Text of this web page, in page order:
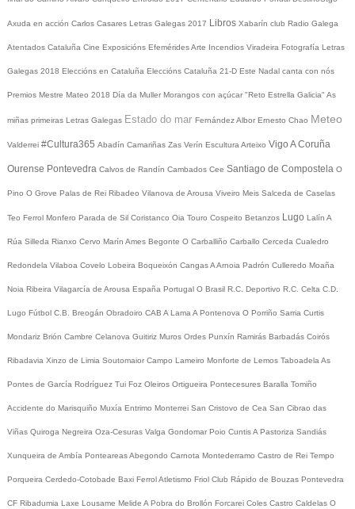
Axuda en acción Carlos Casares Letras Galegas 2017 Libros Xabarín club Radio Galega
Atentados Cataluña Cine Exposicións EfeméridesArte Incendios Viradeira Fotografía Letras
Galegas 2018 Eleccións en Cataluña Eleccións Cataluña 21-D Este Nadal canta con nós
Premios Mestre Mateo 2018 Día da Muller Morangos con açúcar "Reto Estrella Galicia" As
miñas primeiras Letras Galegas Estado do mar Fernández Albor Ernesto Chao Meteo
Valderrei #Cultura365 Abadín Camariñas Zas Verín Escultura Arteixo Vigo A Coruña
Ourense Pontevedra Calvos de Randín Cambados Cee Santiago de Compostela O
Pino O Grove Palas de Rei Ribadeo Vilanova de Arousa Viveiro Meis Salceda de Caselas
Teo Ferrol Monfero Parada de Sil Coristanco Oia Touro Cospeito Betanzos Lugo Lalín A
Rúa Silleda Rianxo Cervo Marín Ames Begonte O Carballiño Carballo Cerceda Cualedro
Redondela Vilaboa Covelo Lobeira Boqueixón CangasA Arnoia Padrón Culleredo Moaña
Noia Ribeira Vilagarcía de Arousa España Portugal O Brasil R.C. Deportivo R.C. Celta C.D.
Lugo Fútbol C.B. Breogán Obradoiro CAB A Lama A Pontenova O Porriño Sarria Curtis
Mondariz Brión Cambre Celanova Guitiriz Muros Ordes Punxín Ramirás Barbadás Coirós
Ribadavia Xinzo de Limia Soutomaior Campo Lameiro Monforte de Lemos Taboadela As
Pontes de García Rodríguez Tui Foz Oleiros Ortigueira Pontecesures Baralla Tomiño
Accidente do Marisquiño Muxía Entrimo Monterrei San Cristovo de Cea San Cibrao das
Viñas Quiroga Negreira Oza-Cesuras Valga Gondomar Poio CuntisA Pastoriza Sandiás
Xunqueira de Ambía PonteareasAbegondo Carnota Montederramo Castro de Rei Tempo
Porqueira Cerdedo-Cotobade Baxi FerrolAtletismo Friol Club Rápido de Bouzas Pontevedra
CF Ribadumia Laxe Lousame Melide A Pobra do Brollón Forcarei Coles Castro Caldelas O